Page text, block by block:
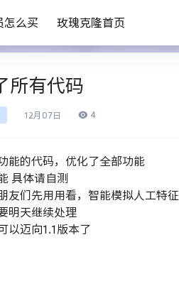
怎么买 玫瑰克隆首页
所有代码
12月 07日 4
能的代码，优化了全部功能
具体请自测
友们先用用看，智能模拟人工特征
明天继续处理
以迈向1.1版本了